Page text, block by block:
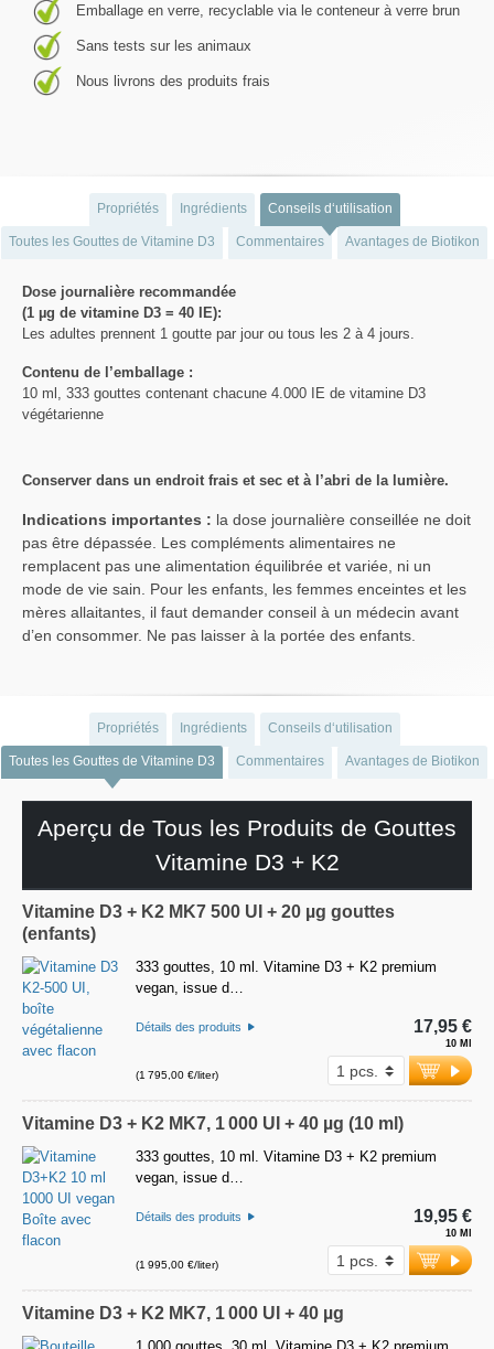
Emballage en verre, recyclable via le conteneur à verre brun
Sans tests sur les animaux
Nous livrons des produits frais
Propriétés Ingrédients Conseils d‘utilisation
Toutes les Gouttes de Vitamine D3 Commentaires Avantages de Biotikon
Dose journalière recommandée
(1 µg de vitamine D3 = 40 IE):
Les adultes prennent 1 goutte par jour ou tous les 2 à 4 jours.
Contenu de l’emballage :
10 ml, 333 gouttes contenant chacune 4.000 IE de vitamine D3
végétarienne
Conserver dans un endroit frais et sec et à l’abri de la lumière.
Indications importantes : la dose journalière conseillée ne doit
pas être dépassée. Les compléments alimentaires ne
remplacent pas une alimentation équilibrée et variée, ni un
mode de vie sain. Pour les enfants, les femmes enceintes et les
mères allaitantes, il faut demander conseil à un médecin avant
d’en consommer. Ne pas laisser à la portée des enfants.
Propriétés Ingrédients Conseils d‘utilisation
Toutes les Gouttes de Vitamine D3 Commentaires Avantages de Biotikon
Aperçu de Tous les Produits de Gouttes
Vitamine D3 + K2
Vitamine D3 + K2 MK7 500 UI + 20 µg gouttes
(enfants)
333 gouttes, 10 ml. Vitamine D3 + K2 premium
vegan, issue d…
Détails des produits
(1 795,00 €/liter)
10 Ml
17,95 €
Vitamine D3 + K2 MK7, 1 000 UI + 40 µg (10 ml)
333 gouttes, 10 ml. Vitamine D3 + K2 premium
vegan, issue d…
Détails des produits
(1 995,00 €/liter)
10 Ml
19,95 €
Vitamine D3 + K2 MK7, 1 000 UI + 40 µg